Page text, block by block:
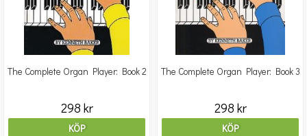
The Complete Organ Player: Book 2
298 kr
KÖP
The Complete Organ Player: Book 3
298 kr
KÖP